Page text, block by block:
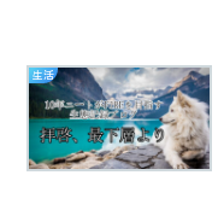
生活